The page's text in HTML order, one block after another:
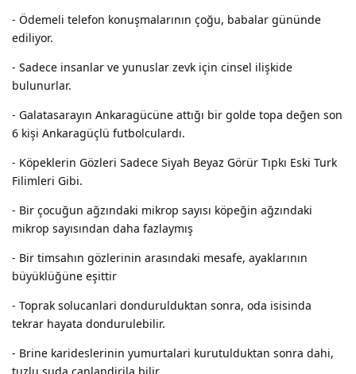
- Ödemeli telefon konuşmalarının çoğu, babalar gününde
ediliyor.
- Sadece insanlar ve yunuslar zevk için cinsel ilişkide
bulunurlar.
- Galatasarayın Ankaragücüne attığı bir golde topa değen son
6 kişi Ankaragüçlü futbolculardı.
- Köpeklerin Gözleri Sadece Siyah Beyaz Görür Tıpkı Eski Turk
Filimleri Gibi.
- Bir çocuğun ağzındaki mikrop sayısı köpeğin ağzındaki
mikrop sayısından daha fazlaymış
- Bir timsahın gözlerinin arasındaki mesafe, ayaklarının
büyüklüğüne eşittir
- Toprak solucanlari dondurulduktan sonra, oda isisinda
tekrar hayata dondurulebilir.
- Brine karideslerinin yumurtalari kurutulduktan sonra dahi,